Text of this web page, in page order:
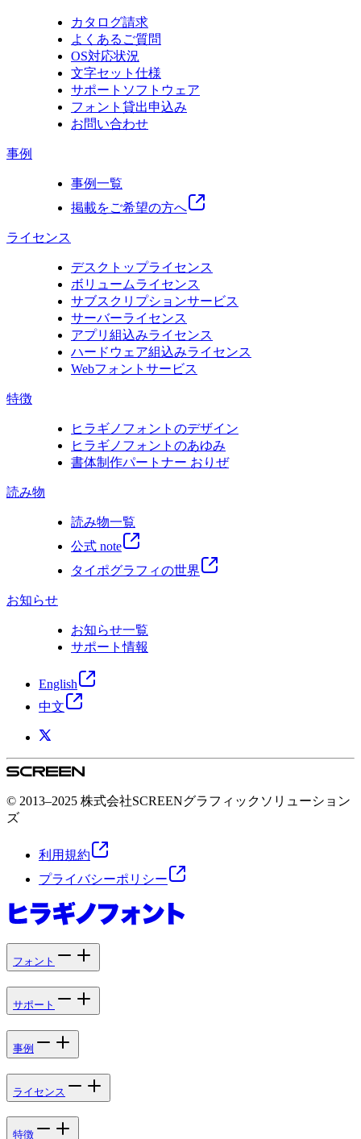
カタログ請求
よくあるご質問
OS対応状況
文字セット仕様
サポートソフトウェア
フォント貸出申込み
お問い合わせ
事例
事例一覧
掲載をご希望の方へ
ライセンス
デスクトップライセンス
ボリュームライセンス
サブスクリプションサービス
サーバーライセンス
アプリ組込みライセンス
ハードウェア組込みライセンス
Webフォントサービス
特徴
ヒラギノフォントのデザイン
ヒラギノフォントのあゆみ
書体制作パートナー おりぜ
読み物
読み物一覧
公式 note
タイポグラフィの世界
お知らせ
お知らせ一覧
サポート情報
English
中文
© 2013–2025 株式会社SCREENグラフィックソリューション
ズ
利用規約
プライバシーポリシー
フォント
サポート
事例
ライセンス
特徴